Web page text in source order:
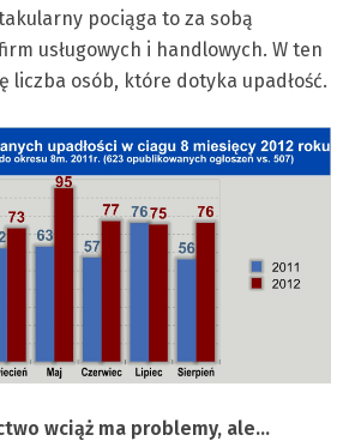
pociąga to za sobą
usługowych i handlowych. W ten
liczba osób, które dotyka upadłość.
wciąż ma problemy, ale…